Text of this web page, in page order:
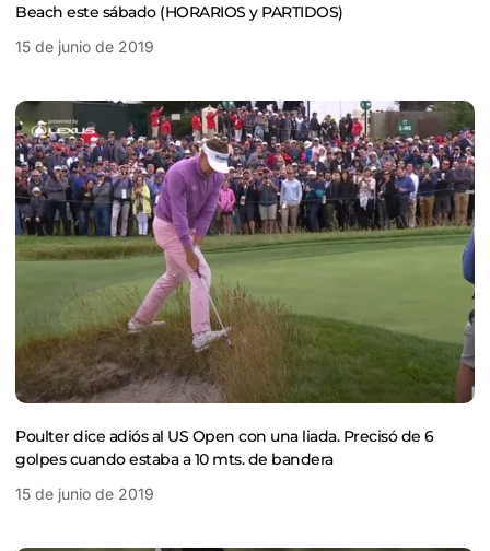
Beach este sábado (HORARIOS y PARTIDOS)
15 de junio de 2019
Poulter dice adiós al US Open con una liada. Precisó de 6
golpes cuando estaba a 10 mts. de bandera
15 de junio de 2019